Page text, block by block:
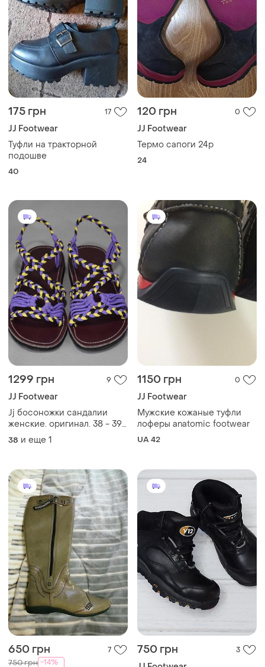
175 грн 17
JJ Footwear
Туфли на тракторной
подошве
40
120 грн 0
JJ Footwear
Термо сапоги 24р
24
1299 грн 9
JJ Footwear
Jj босоножки сандалии
женские. оригинал. 38 - 39
р./24.5 - 25 см.
38 и еще 1
1150 грн 0
JJ Footwear
Мужские кожаные туфли
лоферы anatomic footwear
UA 42
650 грн 7
750 грн -14%
750 грн 3